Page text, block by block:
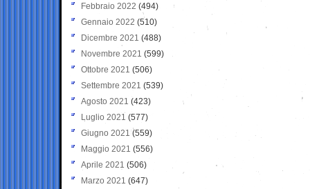
Febbraio 2022 (494)
Gennaio 2022 (510)
Dicembre 2021 (488)
Novembre 2021 (599)
Ottobre 2021 (506)
Settembre 2021 (539)
Agosto 2021 (423)
Luglio 2021 (577)
Giugno 2021(559)
Maggio 2021 (556)
Aprile 2021 (506)
Marzo 2021 (647)